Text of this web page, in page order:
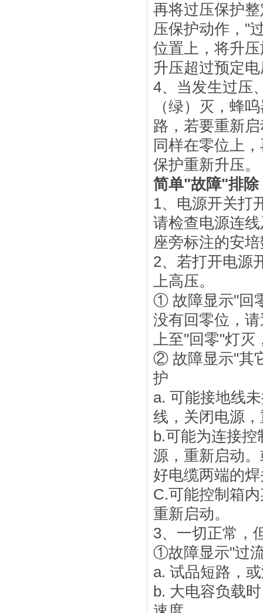
再将过压保护
压保护动作，"
位置上，将升
升压超过预定
4、当发生过压
（绿）灭，蜂
路，若要重新
同样在零位上
保护重新升压。
简单"故障"排除
1、电源开关打
请检查电源连
座旁标注的安
2、若打开电源
上高压。
① 故障显示"回
没有回零位，
上至"回零"灯灭
② 故障显示"其
护
a. 可能接地线
线，关闭电源
b.可能为连接
源，重新启动
好电缆两端的
C.可能控制箱
重新启动。
3、一切正常，
①故障显示"过
a. 试品短路，
b. 大电容负载